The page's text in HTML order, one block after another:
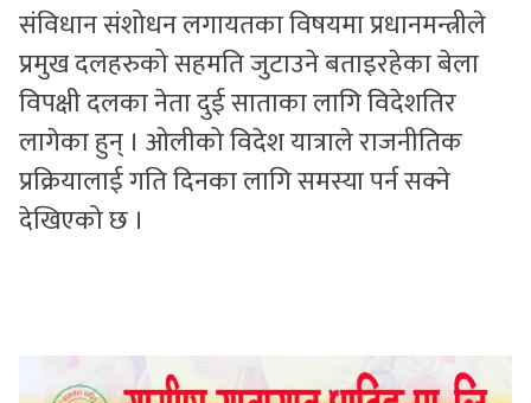
संविधान संशोधन लगायतका विषयमा प्रधानमन्त्रीले
प्रमुख दलहरुको सहमति जुटाउने बताइरहेका बेला
विपक्षी दलका नेता दुई साताका लागि विदेशतिर
लागेका हुन् । ओलीको विदेश यात्राले राजनीतिक
प्रक्रियालाई गति दिनका लागि समस्या पर्न सक्ने
देखिएको छ ।